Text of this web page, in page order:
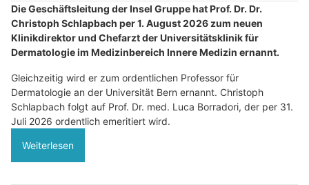
Die Geschäftsleitung der Insel Gruppe hat Prof. Dr. Dr.
Christoph Schlapbach per 1. August 2026 zum neuen
Klinikdirektor und Chefarzt der Universitätsklinik für
Dermatologie im Medizinbereich Innere Medizin ernannt.
Gleichzeitig wird er zum ordentlichen Professor für
Dermatologie an der Universität Bern ernannt. Christoph
Schlapbach folgt auf Prof. Dr. med. Luca Borradori, der per 31.
Juli 2026 ordentlich emeritiert wird.
Weiterlesen